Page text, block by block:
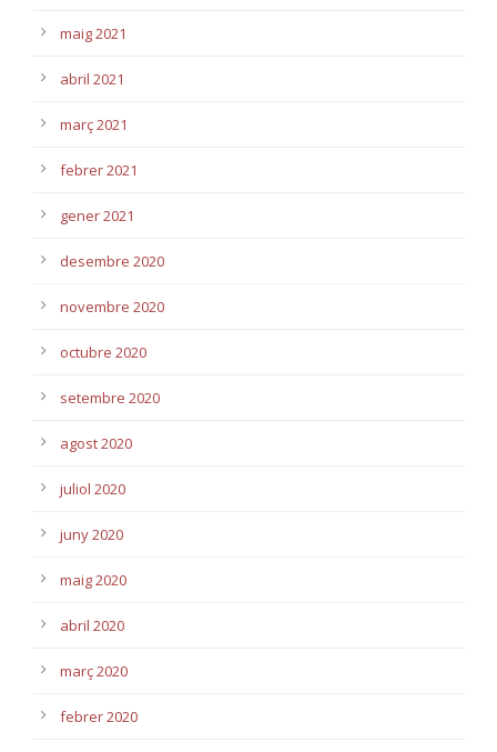
maig 2021
abril 2021
març 2021
febrer 2021
gener 2021
desembre 2020
novembre 2020
octubre 2020
setembre 2020
agost 2020
juliol 2020
juny 2020
maig 2020
abril 2020
març 2020
febrer 2020